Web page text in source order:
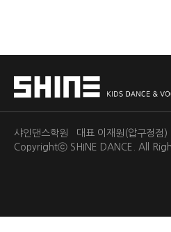
샤인댄스학원 대표 이재원(압구정
Copyrightⓒ SHINE DANCE. All